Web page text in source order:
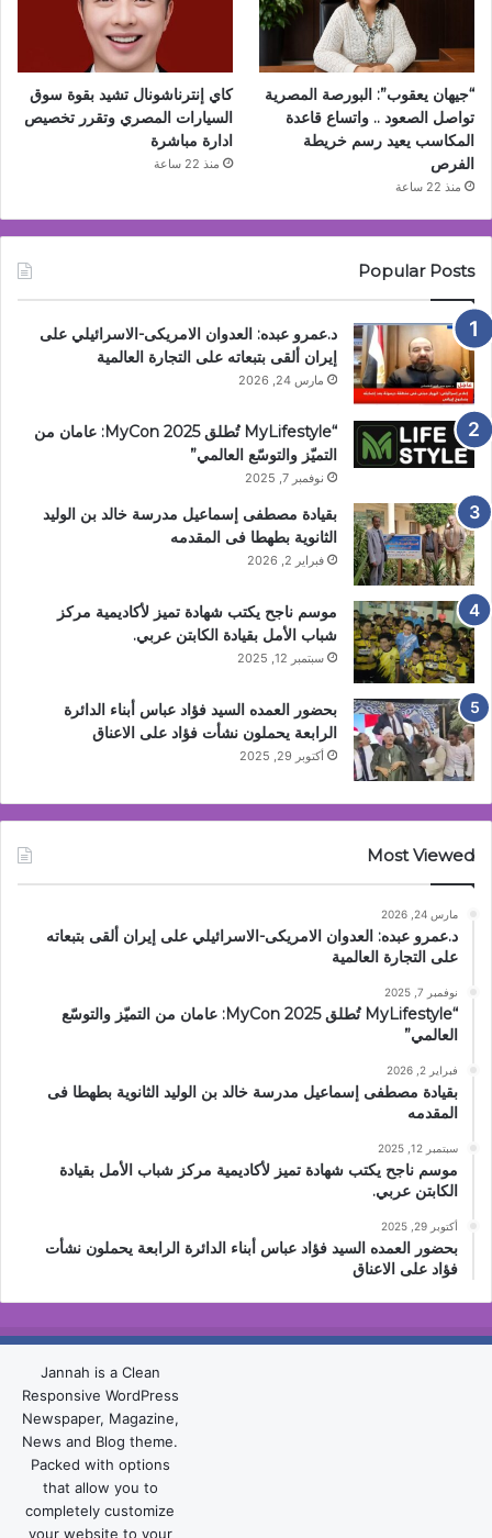
“جيهان يعقوب”: البورصة المصرية
تواصل الصعود .. واتساع قاعدة
المكاسب يعيد رسم خريطة
الفرص
منذ 22 ساعة
كاي إنترناشونال تشيد بقوة سوق
السيارات المصري وتقرر تخصيص
ادارة مباشرة
منذ 22 ساعة
Popular Posts
د.عمرو عبده: العدوان الامريكى-الاسرائيلي على
إيران ألقى بتبعاته على التجارة العالمية
مارس 24, 2026
“MyLifestyle تُطلق MyCon 2025: عامان من
التميّز والتوسّع العالمي”
نوفمبر 7, 2025
بقيادة مصطفى إسماعيل مدرسة خالد بن الوليد
الثانوية بطهطا فى المقدمه
فبراير 2, 2026
موسم ناجح يكتب شهادة تميز لأكاديمية مركز
شباب الأمل بقيادة الكابتن عربي.
سبتمبر 12, 2025
بحضور العمده السيد فؤاد عباس أبناء الدائرة
الرابعة يحملون نشأت فؤاد على الاعناق
أكتوبر 29, 2025
Most Viewed
مارس 24, 2026
د.عمرو عبده: العدوان الامريكى-الاسرائيلي على إيران ألقى بتبعاته
على التجارة العالمية
نوفمبر 7, 2025
“MyLifestyle تُطلق MyCon 2025: عامان من التميّز والتوسّع
العالمي”
فبراير 2, 2026
بقيادة مصطفى إسماعيل مدرسة خالد بن الوليد الثانوية بطهطا فى
المقدمه
سبتمبر 12, 2025
موسم ناجح يكتب شهادة تميز لأكاديمية مركز شباب الأمل بقيادة
الكابتن عربي.
أكتوبر 29, 2025
بحضور العمده السيد فؤاد عباس أبناء الدائرة الرابعة يحملون نشأت
فؤاد على الاعناق
Jannah is a Clean
Responsive WordPress
Newspaper, Magazine,
News and Blog theme.
Packed with options
that allow you to
completely customize
your website to your